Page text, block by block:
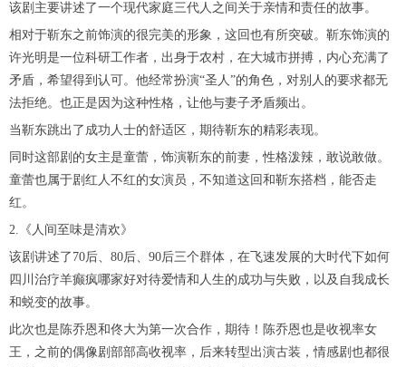
该剧主要讲述了一个现代家庭三代人之间关于亲情和责任的故事。
相对于靳东之前饰演的很完美的形象，这回也有所突破。靳东饰演的
许光明是一位科研工作者，出身于农村，在大城市拼搏，内心充满了
矛盾，希望得到认可。他经常扮演“圣人”的角色，对别人的要求都无
法拒绝。也正是因为这种性格，让他与妻子矛盾频出。
当靳东跳出了成功人士的舒适区，期待靳东的精彩表现。
同时这部剧的女主是童蕾，饰演靳东的前妻，性格泼辣，敢说敢做。
童蕾也属于剧红人不红的女演员，不知道这回和靳东搭档，能否走
红。
2.《人间至味是清欢》
该剧讲述了70后、80后、90后三个群体，在飞速发展的大时代下如何
四川治疗羊癫疯哪家好对待爱情和人生的成功与失败，以及自我成长
和蜕变的故事。
此次也是陈乔恩和佟大为第一次合作，期待！陈乔恩也是收视率女
王，之前的偶像剧部部高收视率，后来转型出演古装，情感剧也都很